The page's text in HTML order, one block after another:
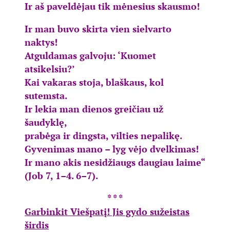
Ir aš paveldėjau tik mėnesius skausmo!
Ir man buvo skirta vien sielvarto
naktys!
Atguldamas galvoju: ‘Kuomet
atsikelsiu?’
Kai vakaras stoja, blaškaus, kol
sutemsta.
Ir lekia man dienos greičiau už
šaudyklę,
prabėga ir dingsta, vilties nepalikę.
Gyvenimas mano – lyg vėjo dvelkimas!
Ir mano akis nesidžiaugs daugiau laime“
(Job 7, 1–4. 6–7).
* * *
Garbinkit Viešpatį! Jis gydo sužeistas
širdis